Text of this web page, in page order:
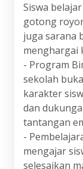
Siswa
gotong
juga sarana
menghargai
- Program
sekolah
karakter
dan
tantangan
-
mengajar
selesaikan